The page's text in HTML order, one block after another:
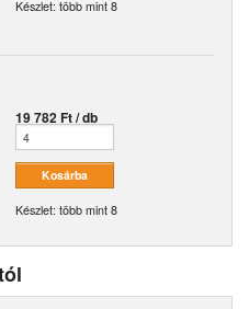
Készlet: több mint 8
19 782 Ft / db
Készlet: több mint 8